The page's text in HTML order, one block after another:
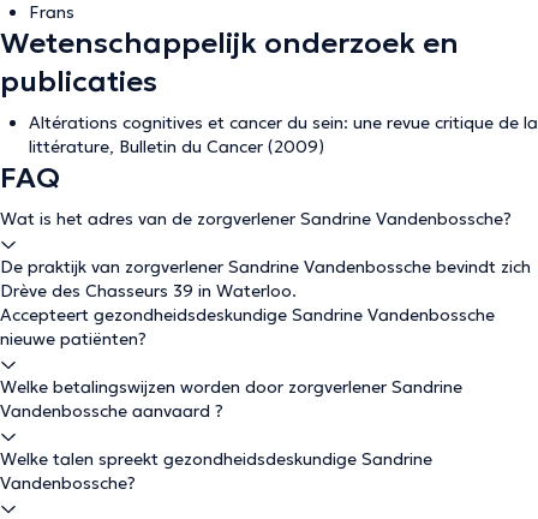
Frans
Wetenschappelijk onderzoek en
publicaties
Altérations cognitives et cancer du sein: une revue critique de la
littérature, Bulletin du Cancer (2009)
FAQ
Wat is het adres van de zorgverlener Sandrine Vandenbossche?
De praktijk van zorgverlener Sandrine Vandenbossche bevindt zich
Drève des Chasseurs 39 in Waterloo.
Accepteert gezondheidsdeskundige Sandrine Vandenbossche
nieuwe patiënten?
Welke betalingswijzen worden door zorgverlener Sandrine
Vandenbossche aanvaard ?
Welke talen spreekt gezondheidsdeskundige Sandrine
Vandenbossche?